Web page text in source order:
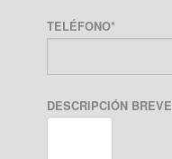
TELÉFONO*
DESCRIPCIÓN BREVE